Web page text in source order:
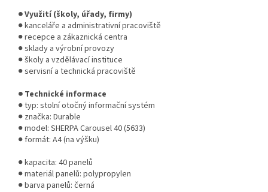
● Využití (školy, úřady, firmy)
● kanceláře a administrativní pracoviště
● recepce a zákaznická centra
● sklady a výrobní provozy
● školy a vzdělávací instituce
● servisní a technická pracoviště
● Technické informace
● typ: stolní otočný informační systém
● značka: Durable
● model: SHERPA Carousel 40 (5633)
● formát: A4 (na výšku)
● kapacita: 40 panelů
● materiál panelů: polypropylen
● barva panelů: černá